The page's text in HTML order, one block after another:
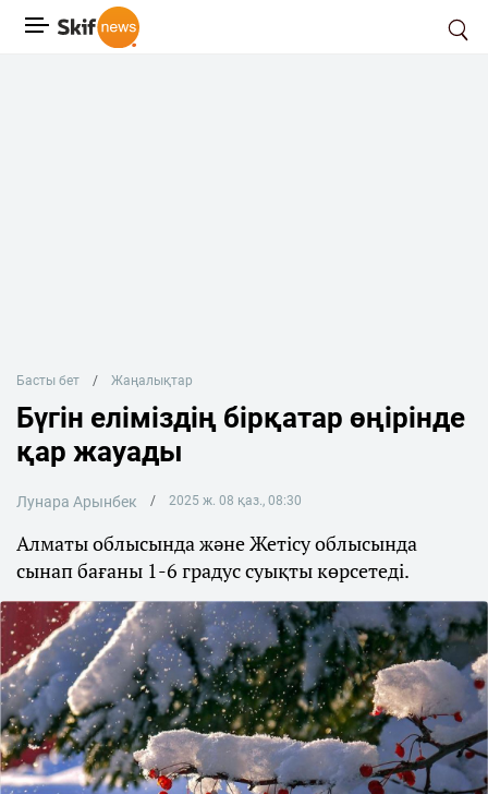
Басты бет Жаңалықтар
Бүгін еліміздің бірқатар өңірінде
қар жауады
Лунара Арынбек 2025 ж. 08 қаз., 08:30
Алматы облысында және Жетісу облысында
сынап бағаны 1-6 градус суықты көрсетеді.